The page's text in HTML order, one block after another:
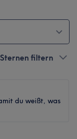
filtern
du weißt, was